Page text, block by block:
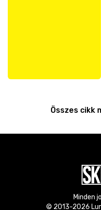
Összes cikk
Minden
© 2013-2026